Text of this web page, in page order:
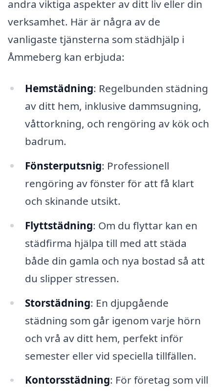
andra viktiga aspekter av ditt liv eller din
verksamhet. Här är några av de
vanligaste tjänsterna som städhjälp i
Åmmeberg kan erbjuda:
Hemstädning: Regelbunden städning
av ditt hem, inklusive dammsugning,
våttorkning, och rengöring av kök och
badrum.
Fönsterputsnig: Professionell
rengöring av fönster för att få klart
och skinande utsikt.
Flyttstädning: Om du flyttar kan en
städfirma hjälpa till med att städa
både din gamla och nya bostad så att
du slipper stressen.
Storstädning: En djupgående
städning som går igenom varje hörn
och vrå av ditt hem, perfekt inför
semester eller vid speciella tillfällen.
Kontorsstädning: För företag som vill